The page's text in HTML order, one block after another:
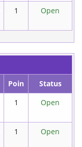
1 Open
Poin
Status
1 Open
1 Open